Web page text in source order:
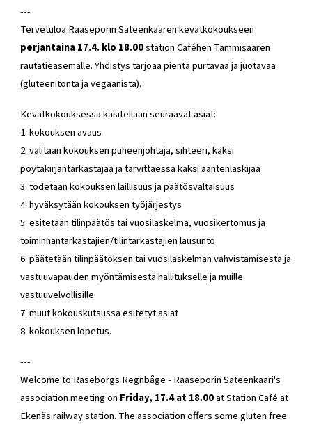
---
Tervetuloa Raaseporin Sateenkaaren kevätkokoukseen
perjantaina 17.4. klo 18.00station Caféhen Tammisaaren
rautatieasemalle. Yhdistys tarjoaa pientä purtavaa ja juotavaa
(gluteenitonta ja vegaanista).
Kevätkokouksessa käsitellään seuraavat asiat:
1. kokouksen avaus
2. valitaan kokouksen puheenjohtaja, sihteeri, kaksi
pöytäkirjantarkastajaa ja tarvittaessa kaksi ääntenlaskijaa
3. todetaan kokouksen laillisuus ja päätösvaltaisuus
4. hyväksytään kokouksen työjärjestys
5. esitetään tilinpäätös tai vuosilaskelma, vuosikertomus ja
toiminnantarkastajien/tilintarkastajien lausunto
6. päätetään tilinpäätöksen tai vuosilaskelman vahvistamisesta ja
vastuuvapauden myöntämisestä hallitukselle ja muille
vastuuvelvollisille
7. muut kokouskutsussa esitetyt asiat
8. kokouksen lopetus.
---
Welcome to Raseborgs Regnbåge - Raaseporin Sateenkaari's
association meeting on Friday, 17.4 at 18.00at Station Café at
Ekenäs railway station. The association offers some gluten free